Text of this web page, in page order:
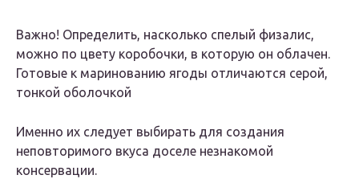
Важно! Определить, насколько спелый физалис,
можно по цвету коробочки, в которую он облачен.
Готовые к маринованию ягоды отличаются серой,
тонкой оболочкой
Именно их следует выбирать для создания
неповторимого вкуса доселе незнакомой
консервации.